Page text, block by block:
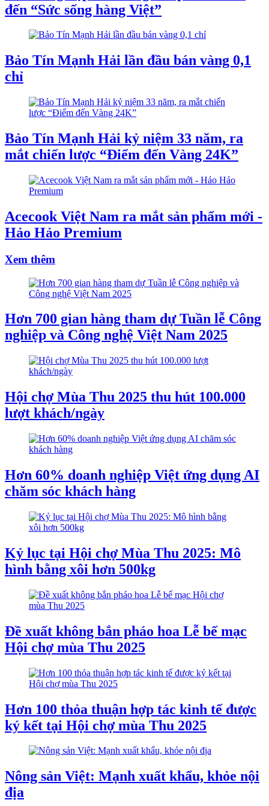
đến “Sức sống hàng Việt”
Bảo Tín Mạnh Hải lần đầu bán vàng 0,1
chỉ
Bảo Tín Mạnh Hải kỷ niệm 33 năm, ra
mắt chiến lược “Điểm đến Vàng 24K”
Acecook Việt Nam ra mắt sản phẩm mới -
Hảo Hảo Premium
Xem thêm
Hơn 700 gian hàng tham dự Tuần lễ Công
nghiệp và Công nghệ Việt Nam 2025
Hội chợ Mùa Thu 2025 thu hút 100.000
lượt khách/ngày
Hơn 60% doanh nghiệp Việt ứng dụng AI
chăm sóc khách hàng
Kỷ lục tại Hội chợ Mùa Thu 2025: Mô
hình bằng xôi hơn 500kg
Đề xuất không bắn pháo hoa Lễ bế mạc
Hội chợ mùa Thu 2025
Hơn 100 thỏa thuận hợp tác kinh tế được
ký kết tại Hội chợ mùa Thu 2025
Nông sản Việt: Mạnh xuất khẩu, khỏe nội
địa